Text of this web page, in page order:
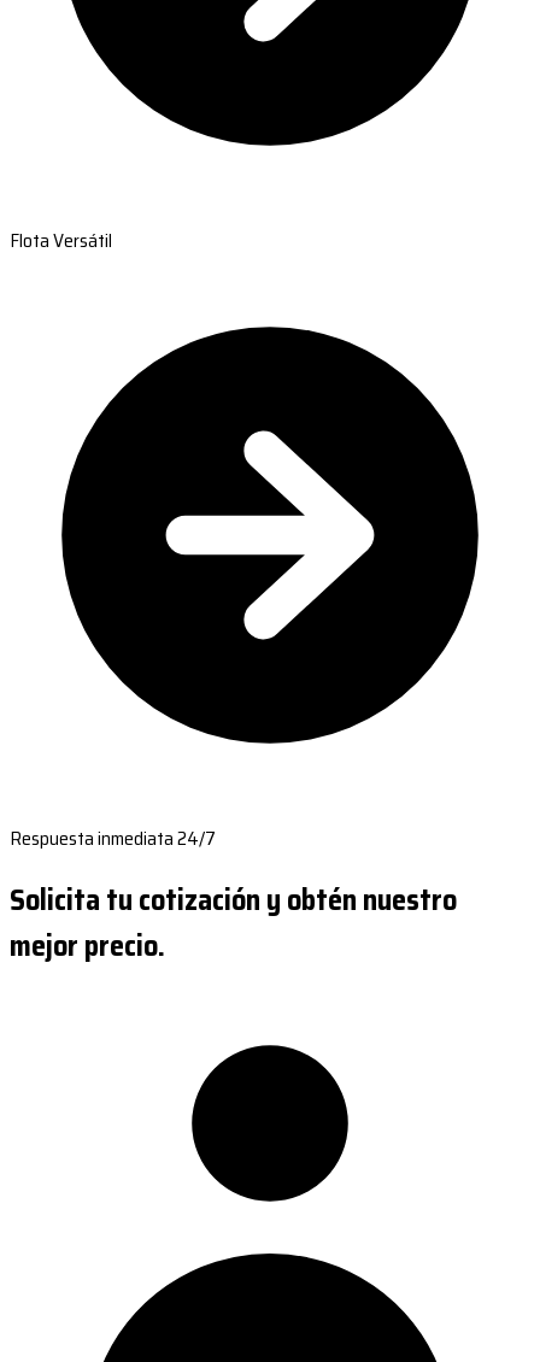
Flota Versátil
Respuesta inmediata 24/7
Solicita tu cotización y obtén nuestro
mejor precio.